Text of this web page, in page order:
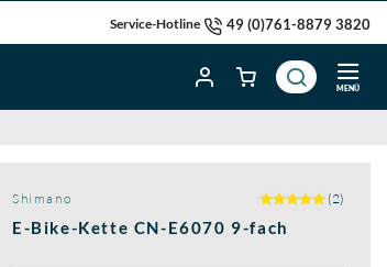
Service-Hotline 49 (0)761-8879 3820
MENÜ
Shimano (2)
E-Bike-Kette CN-E6070 9-fach